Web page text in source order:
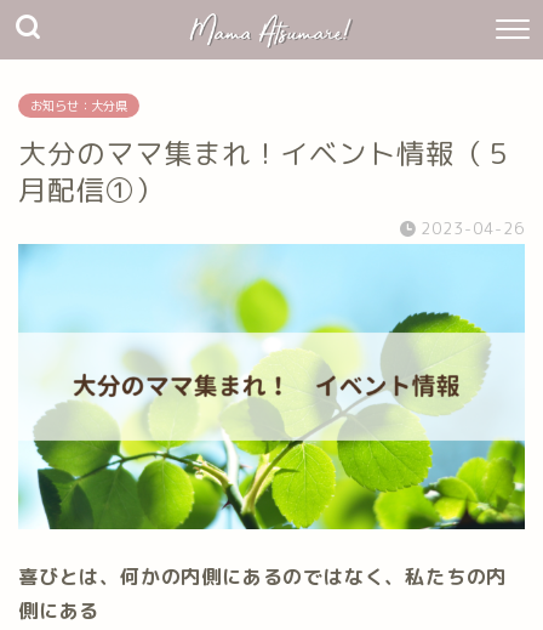
お知らせ：大分県
大分のママ集まれ！イベント情報（５
月配信①）
2023-04-26
喜びとは、何かの内側にあるのではなく、私たちの内
側にある